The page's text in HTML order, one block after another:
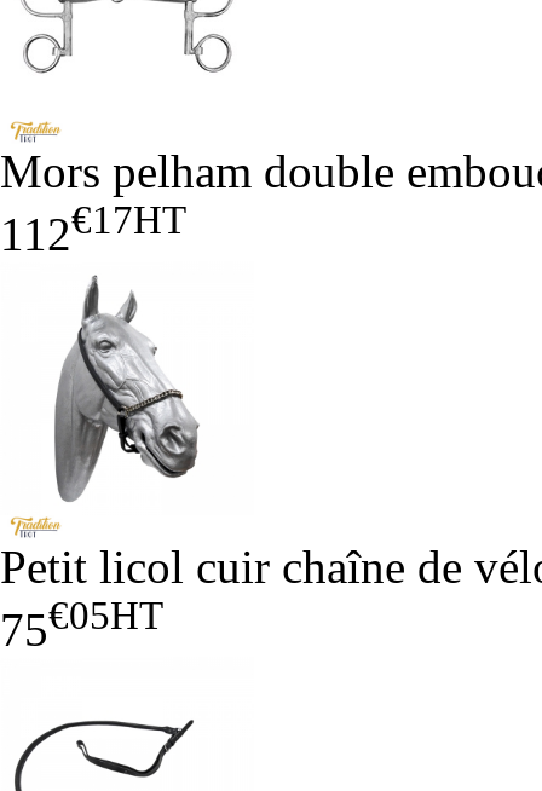
Mors pelham double
112€17HT
Petit licol cuir chaîne de
75€05HT